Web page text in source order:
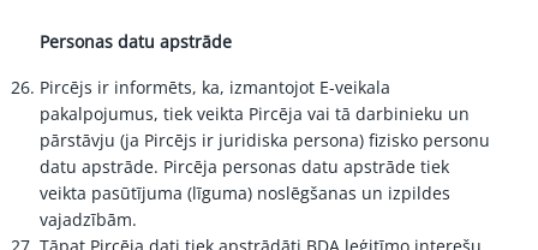
Personas datu apstrāde
Pircējs ir informēts, ka, izmantojot E-veikala
pakalpojumus, tiek veikta Pircēja vai tā darbinieku un
pārstāvju (ja Pircējs ir juridiska persona) fizisko personu
datu apstrāde. Pircēja personas datu apstrāde tiek
veikta pasūtījuma (līguma) noslēgšanas un izpildes
vajadzībām.